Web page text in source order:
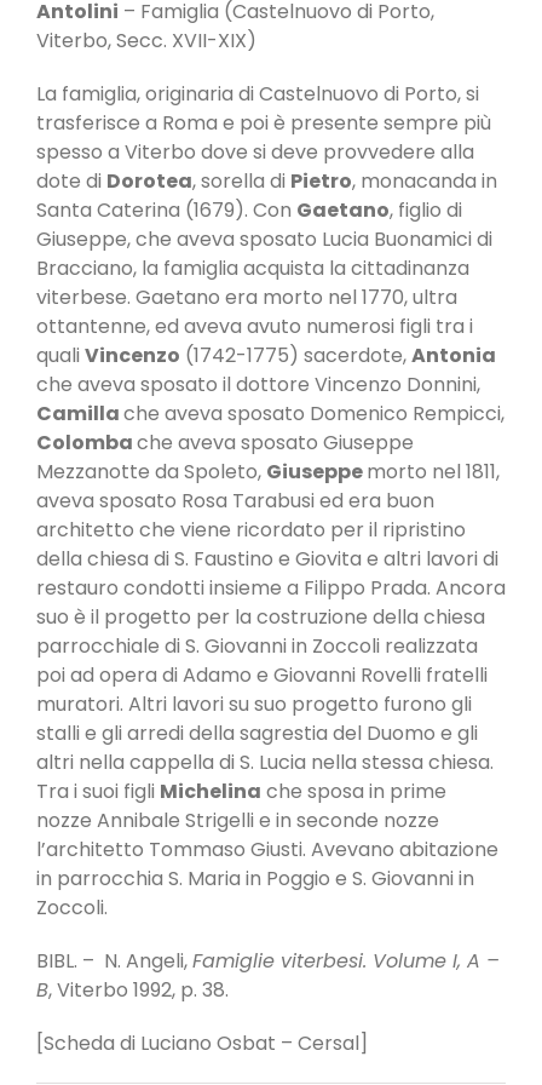
Antolini – Famiglia (Castelnuovo di Porto,
Viterbo, Secc. XVII-XIX)
La famiglia, originaria di Castelnuovo di Porto, si
trasferisce a Roma e poi è presente sempre più
spesso a Viterbo dove si deve provvedere alla
dote di Dorotea, sorella di Pietro, monacanda in
Santa Caterina (1679). Con Gaetano, figlio di
Giuseppe, che aveva sposato Lucia Buonamici di
Bracciano, la famiglia acquista la cittadinanza
viterbese. Gaetano era morto nel 1770, ultra
ottantenne, ed aveva avuto numerosi figli tra i
quali Vincenzo (1742-1775) sacerdote,Antonia
che aveva sposato il dottore Vincenzo Donnini,
Camillache aveva sposato Domenico Rempicci,
Colombache aveva sposato Giuseppe
Mezzanotte da Spoleto, Giuseppemorto nel 1811,
aveva sposato Rosa Tarabusi ed era buon
architetto che viene ricordato per il ripristino
della chiesa di S. Faustino e Giovita e altri lavori di
restauro condotti insieme a Filippo Prada. Ancora
suo è il progetto per la costruzione della chiesa
parrocchiale di S. Giovanni in Zoccoli realizzata
poi ad opera di Adamo e Giovanni Rovelli fratelli
muratori. Altri lavori su suo progetto furono gli
stalli e gli arredi della sagrestia del Duomo e gli
altri nella cappella di S. Lucia nella stessa chiesa.
Tra i suoi figli Michelina che sposa in prime
nozze Annibale Strigelli e in seconde nozze
l’architetto Tommaso Giusti. Avevano abitazione
in parrocchia S. Maria in Poggio e S. Giovanni in
Zoccoli.
BIBL. – N. Angeli,Famiglie viterbesi. Volume I, A –
B, Viterbo 1992, p. 38.
[Scheda di Luciano Osbat – Cersal]